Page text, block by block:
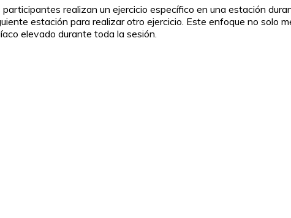
realizan un ejercicio específico en una estación
estación para realizar otro ejercicio. Este enfoque no solo
elevado durante toda la sesión.